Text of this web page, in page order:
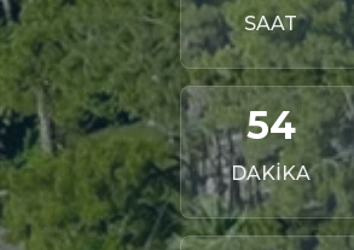
SAAT
54
DAKİKA